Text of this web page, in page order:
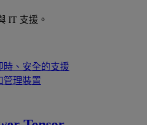
IT 支援。
時、安全的支援
管理裝置